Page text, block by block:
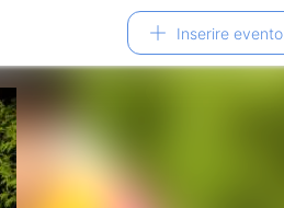
Inserire evento